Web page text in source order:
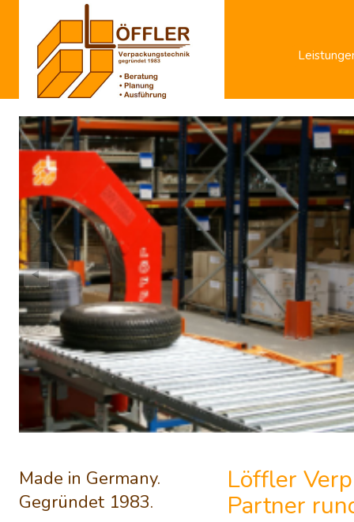
Löffler
Partner
Made in Germany.
Gegründet 1983.